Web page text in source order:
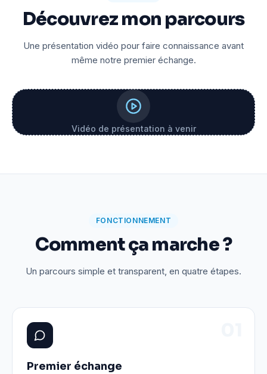
Découvrez mon parcours
Une présentation vidéo pour faire connaissance avant
même notre premier échange.
Vidéo de présentation à venir
FONCTIONNEMENT
Comment ça marche ?
Un parcours simple et transparent, en quatre étapes.
Premier échange